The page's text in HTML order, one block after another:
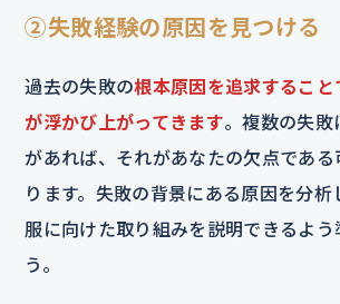
②失敗経験の原因を見つける
過去の失敗の根本原因を追求すること
が浮かび上がってきます。複数の失敗
があれば、それがあなたの欠点である
ります。失敗の背景にある原因を分析
服に向けた取り組みを説明できるよう
う。